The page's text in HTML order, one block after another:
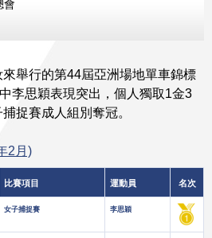
會
舉行的第44屆亞洲場地單車錦標
李思穎表現突出，個人獨取1金3
捉賽成人組別奪冠。
2月)
比賽項目 運動員 名次
女子捕捉賽 李思穎